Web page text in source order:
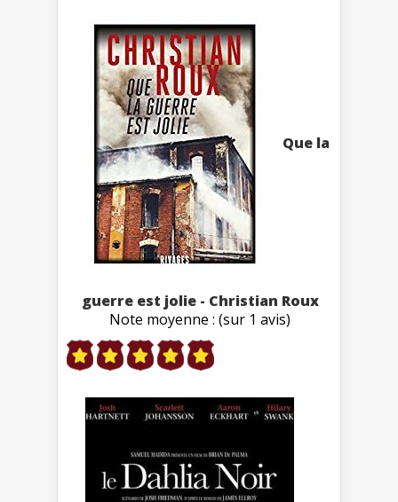
Que la
guerre est jolie - Christian Roux
Note moyenne : (sur 1 avis)